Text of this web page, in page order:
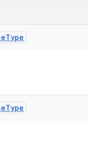
Type
Type